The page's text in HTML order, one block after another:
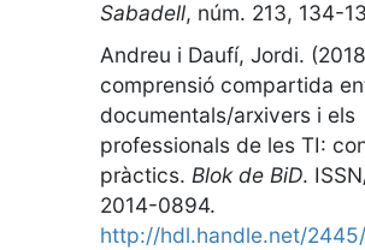
Sabadell, núm. 213, 134-
Andreu i Daufí, Jordi.
comprensió compartida
documentals/arxivers i els
professionals de les TI:
pràctics. Blok de BiD.
2014-0894.
http://hdl.handle.net/